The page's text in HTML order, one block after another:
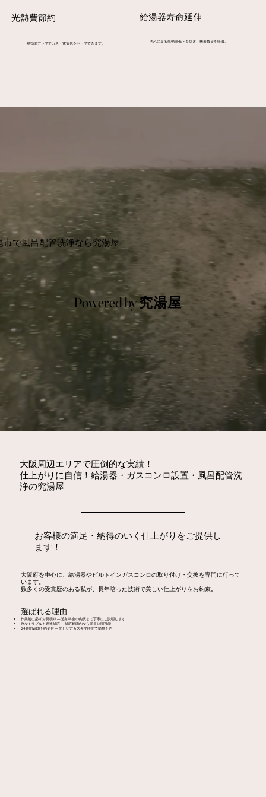
市で風呂配管洗浄なら究湯屋
Powered by 究湯屋
Powered by 究湯屋
大阪周辺エリアで圧倒的な実績！
仕上がりに自信！給湯器・ガスコンロ設置・風呂配管洗
浄の究湯屋
お客様の満足・納得のいく仕上がりをご提供し
ます！
大阪府を中心に、給湯器やビルトインガスコンロの取り付け・交換を専門に行って
います。
数多くの受賞歴のある私が、長年培った技術で美しい仕上がりをお約束。
選ばれる理由
作業前に必ずお見積り — 追加料金の内訳まで丁寧にご説明します
急なトラブルも迅速対応 — 対応範囲内なら即日訪問可能
24時間WEB予約受付 — 忙しい方もスキマ時間で簡単予約
給湯器寿命延伸
汚れによる熱効率低下を防ぎ、機器負荷を軽減。
光熱費節約
熱効率アップでガス・電気代をセーブできます。